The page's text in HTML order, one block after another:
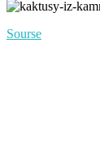
Sourse